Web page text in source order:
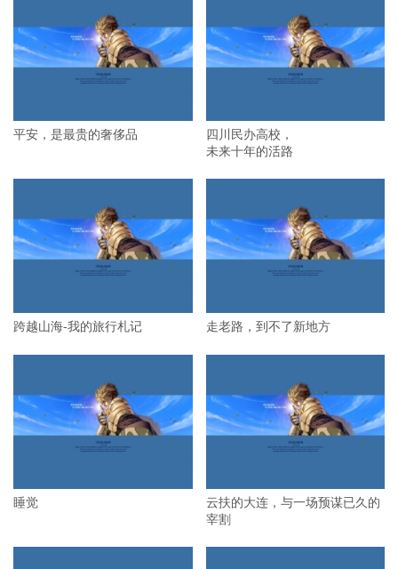
平安，是最贵的奢侈品
四川民办高校，
未来十年的活路
跨越山海-我的旅行札记 走老路，到不了新地方
睡觉
云扶的大连，与一场预谋已久的
宰割